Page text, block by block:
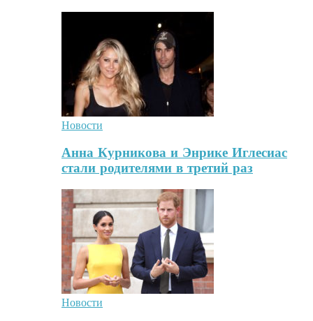
Новости
Анна Курникова и Энрике Иглесиас
стали родителями в третий раз
Новости